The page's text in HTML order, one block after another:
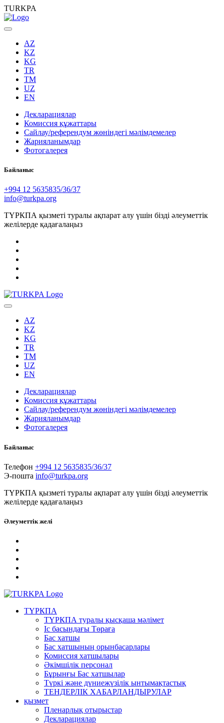
TURKPA
AZ
KZ
KG
TR
TM
UZ
EN
Декларациялар
Комиссия құжаттары
Сайлау/референдум жөніндегі мәлімдемелер
Жарияланымдар
Фотогалерея
Байланыс
+994 12 5635835/36/37
info@turkpa.org
ТҮРКПА қызметі туралы ақпарат алу үшін бізді әлеуметтік
желілерде қадағалаңыз
AZ
KZ
KG
TR
TM
UZ
EN
Декларациялар
Комиссия құжаттары
Сайлау/референдум жөніндегі мәлімдемелер
Жарияланымдар
Фотогалерея
Байланыс
Телефон +994 12 5635835/36/37
Э-пошта info@turkpa.org
ТҮРКПА қызметі туралы ақпарат алу үшін бізді әлеуметтік
желілерде қадағалаңыз
Әлеуметтік желі
ТҮРКПА
ТҮРКПА туралы қысқаша мәлімет
Iс басындағы Төраға
Бас хатшы
Бас хатшының орынбасарлары
Комиссия хатшылары
Әкімшілік персонал
Бұрынғы Бас хатшылар
Түркі және дүниежүзілік ынтымақтастық
ТЕНДЕРЛІК ХАБАРЛАНДЫРУЛАР
қызмет
Пленарлық отырыстар
Декларациялар